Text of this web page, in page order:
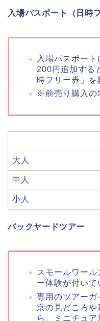
入場パスポート（日時
入場パスポー
200円追加する
時フリー券」を
※前売り購入の
大人
中人
小人
バックヤードツアー
スモールワー
ー体験が付いて
専用のツアーガ
京の見どころや
ら、ミニチュア